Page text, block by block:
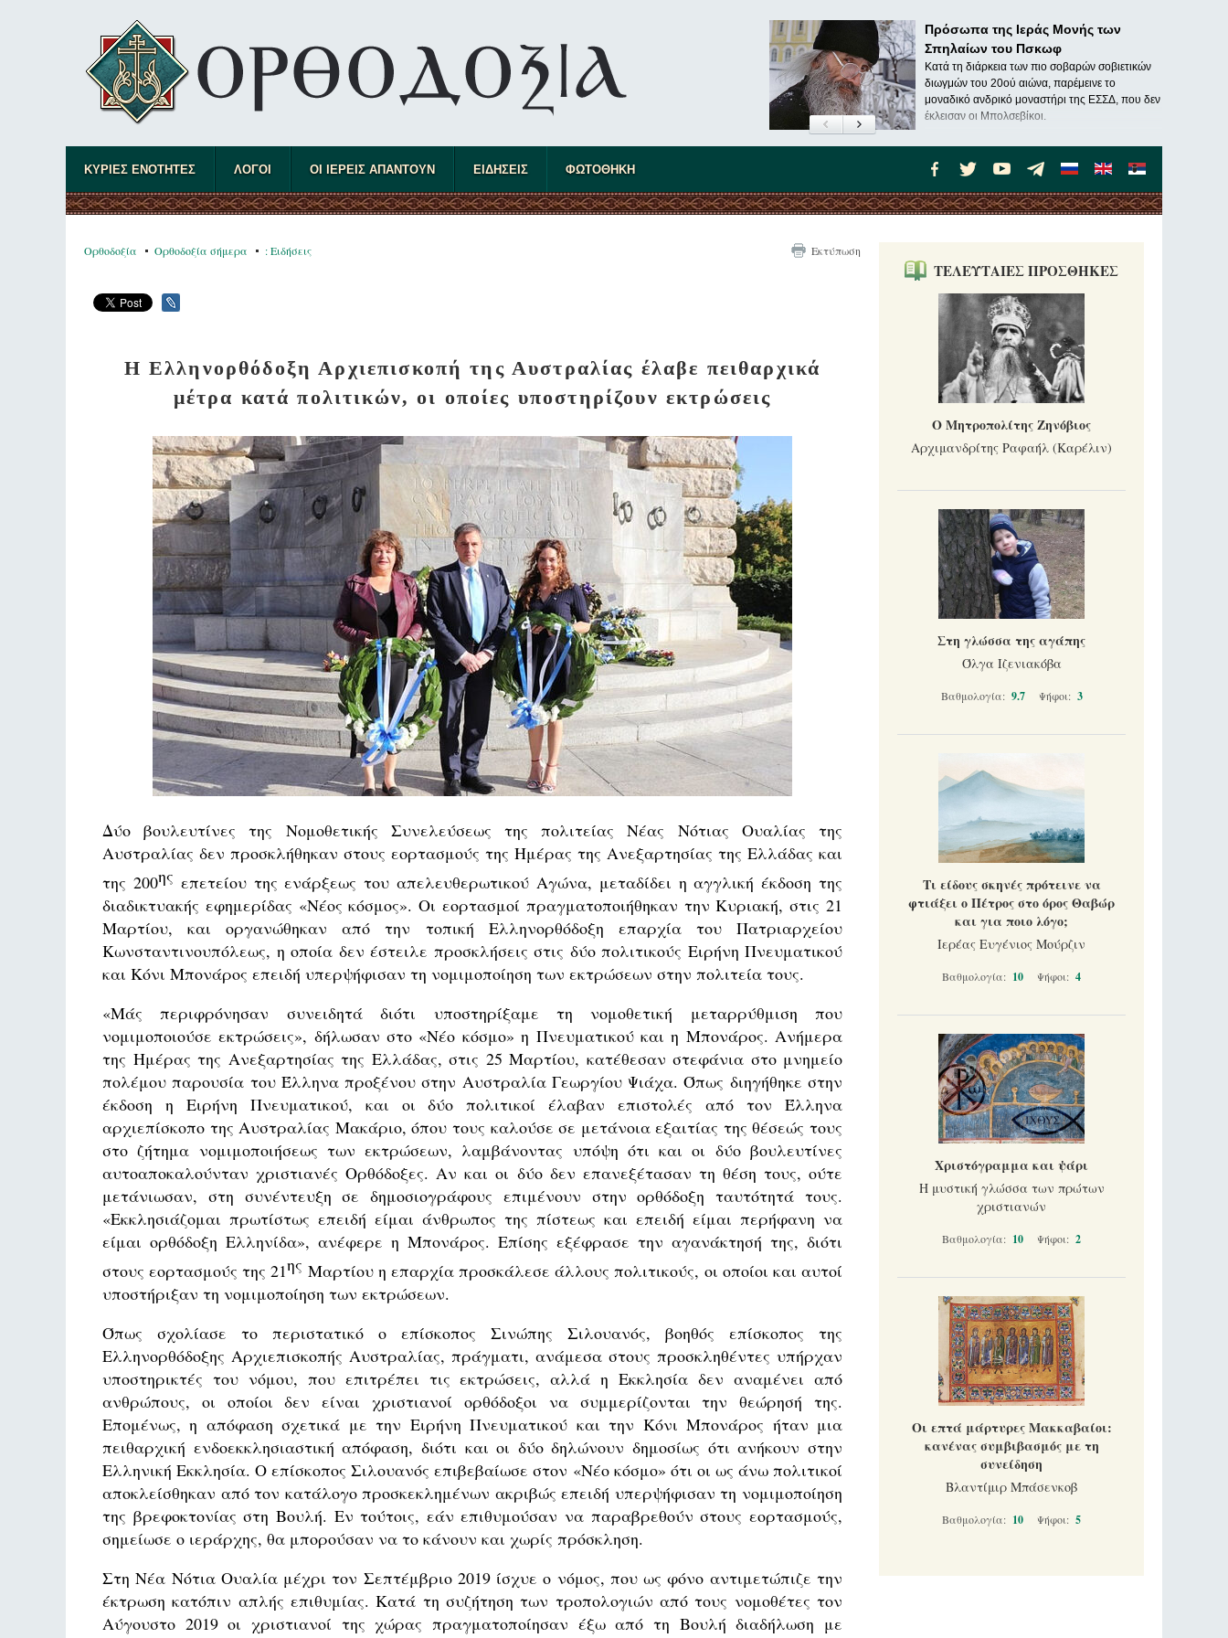
Πρόσωπα της Ιεράς Μονής των
Σπηλαίων του Πσκωφ
Κατά τη διάρκεια των πιο σοβαρών σοβιετικών
διωγμών του 20ού αιώνα, παρέμεινε το
μοναδικό ανδρικό μοναστήρι της ΕΣΣΔ, που δεν
έκλεισαν οι Μπολσεβίκοι.
ΚΥΡΙΕΣ ΕΝΟΤΗΤΕΣ ΛΟΓΟΙ ΟΙ ΙΕΡΕΙΣ ΑΠΑΝΤΟΥΝ ΕΙΔΗΣΕΙΣ ΦΩΤΟΘΗΚΗ
Ορθοδοξία Ορθοδοξία σήμερα : Ειδήσεις Εκτύπωση
Η Ελληνορθόδοξη Αρχιεπισκοπή της Αυστραλίας έλαβε πειθαρχικά
μέτρα κατά πολιτικών, οι οποίες υποστηρίζουν εκτρώσεις
Δύο βουλευτίνες της Νομοθετικής Συνελεύσεως της πολιτείας Νέας Νότιας Ουαλίας της
Αυστραλίας δεν προσκλήθηκαν στους εορτασμούς της Ημέρας της Ανεξαρτησίας της Ελλάδας και
της 200ης επετείου της ενάρξεως του απελευθερωτικού Αγώνα, μεταδίδει η αγγλική έκδοση της
διαδικτυακής εφημερίδας «Νέος κόσμος». Οι εορτασμοί πραγματοποιήθηκαν την Κυριακή, στις 21
Μαρτίου, και οργανώθηκαν από την τοπική Ελληνορθόδοξη επαρχία του Πατριαρχείου
Κωνσταντινουπόλεως, η οποία δεν έστειλε προσκλήσεις στις δύο πολιτικούς Ειρήνη Πνευματικού
και Κόνι Μπονάρος επειδή υπερψήφισαν τη νομιμοποίηση των εκτρώσεων στην πολιτεία τους.
«Μάς περιφρόνησαν συνειδητά διότι υποστηρίξαμε τη νομοθετική μεταρρύθμιση που
νομιμοποιούσε εκτρώσεις», δήλωσαν στο «Νέο κόσμο» η Πνευματικού και η Μπονάρος. Ανήμερα
της Ημέρας της Ανεξαρτησίας της Ελλάδας, στις 25 Μαρτίου, κατέθεσαν στεφάνια στο μνημείο
πολέμου παρουσία του Έλληνα προξένου στην Αυστραλία Γεωργίου Ψιάχα. Όπως διηγήθηκε στην
έκδοση η Ειρήνη Πνευματικού, και οι δύο πολιτικοί έλαβαν επιστολές από τον Έλληνα
αρχιεπίσκοπο της Αυστραλίας Μακάριο, όπου τους καλούσε σε μετάνοια εξαιτίας της θέσεώς τους
στο ζήτημα νομιμοποιήσεως των εκτρώσεων, λαμβάνοντας υπόψη ότι και οι δύο βουλευτίνες
αυτοαποκαλούνταν χριστιανές Ορθόδοξες. Αν και οι δύο δεν επανεξέτασαν τη θέση τους, ούτε
μετάνιωσαν, στη συνέντευξη σε δημοσιογράφους επιμένουν στην ορθόδοξη ταυτότητά τους.
«Εκκλησιάζομαι πρωτίστως επειδή είμαι άνθρωπος της πίστεως και επειδή είμαι περήφανη να
είμαι ορθόδοξη Ελληνίδα», ανέφερε η Μπονάρος. Επίσης εξέφρασε την αγανάκτησή της, διότι
στους εορτασμούς της 21ης Μαρτίου η επαρχία προσκάλεσε άλλους πολιτικούς, οι οποίοι και αυτοί
υποστήριξαν τη νομιμοποίηση των εκτρώσεων.
Όπως σχολίασε το περιστατικό ο επίσκοπος Σινώπης Σιλουανός, βοηθός επίσκοπος της
Ελληνορθόδοξης Αρχιεπισκοπής Αυστραλίας, πράγματι, ανάμεσα στους προσκληθέντες υπήρχαν
υποστηρικτές του νόμου, που επιτρέπει τις εκτρώσεις, αλλά η Εκκλησία δεν αναμένει από
ανθρώπους, οι οποίοι δεν είναι χριστιανοί ορθόδοξοι να συμμερίζονται την θεώρησή της.
Επομένως, η απόφαση σχετικά με την Ειρήνη Πνευματικού και την Κόνι Μπονάρος ήταν μια
πειθαρχική ενδοεκκλησιαστική απόφαση, διότι και οι δύο δηλώνουν δημοσίως ότι ανήκουν στην
Ελληνική Εκκλησία. Ο επίσκοπος Σιλουανός επιβεβαίωσε στον «Νέο κόσμο» ότι οι ως άνω πολιτικοί
αποκλείσθηκαν από τον κατάλογο προσκεκλημένων ακριβώς επειδή υπερψήφισαν τη νομιμοποίηση
της βρεφοκτονίας στη Βουλή. Εν τούτοις, εάν επιθυμούσαν να παραβρεθούν στους εορτασμούς,
σημείωσε ο ιεράρχης, θα μπορούσαν να το κάνουν και χωρίς πρόσκληση.
Στη Νέα Νότια Ουαλία μέχρι τον Σεπτέμβριο 2019 ίσχυε ο νόμος, που ως φόνο αντιμετώπιζε την
έκτρωση κατόπιν απλής επιθυμίας. Κατά τη συζήτηση των τροπολογιών από τους νομοθέτες τον
Αύγουστο 2019 οι χριστιανοί της χώρας πραγματοποίησαν έξω από τη Βουλή διαδήλωση με
ΤΕΛΕΥΤΑΙΕΣ ΠΡΟΣΘΗΚΕΣ
Ο Μητροπολίτης Ζηνόβιος
Αρχιμανδρίτης Ραφαήλ (Καρέλιν)
Στη γλώσσα της αγάπης
Όλγα Ιζενιακόβα
Βαθμολογία: 9.7 Ψήφοι: 3
Τι είδους σκηνές πρότεινε να
φτιάξει ο Πέτρος στο όρος Θαβώρ
και για ποιο λόγο;
Ιερέας Ευγένιος Μούρζιν
Βαθμολογία: 10 Ψήφοι: 4
Χριστόγραμμα και ψάρι
Η μυστική γλώσσα των πρώτων
χριστιανών
Βαθμολογία: 10 Ψήφοι: 2
Οι επτά μάρτυρες Μακκαβαίοι:
κανένας συμβιβασμός με τη
συνείδηση
Βλαντίμιρ Μπάσενκοβ
Βαθμολογία: 10 Ψήφοι: 5